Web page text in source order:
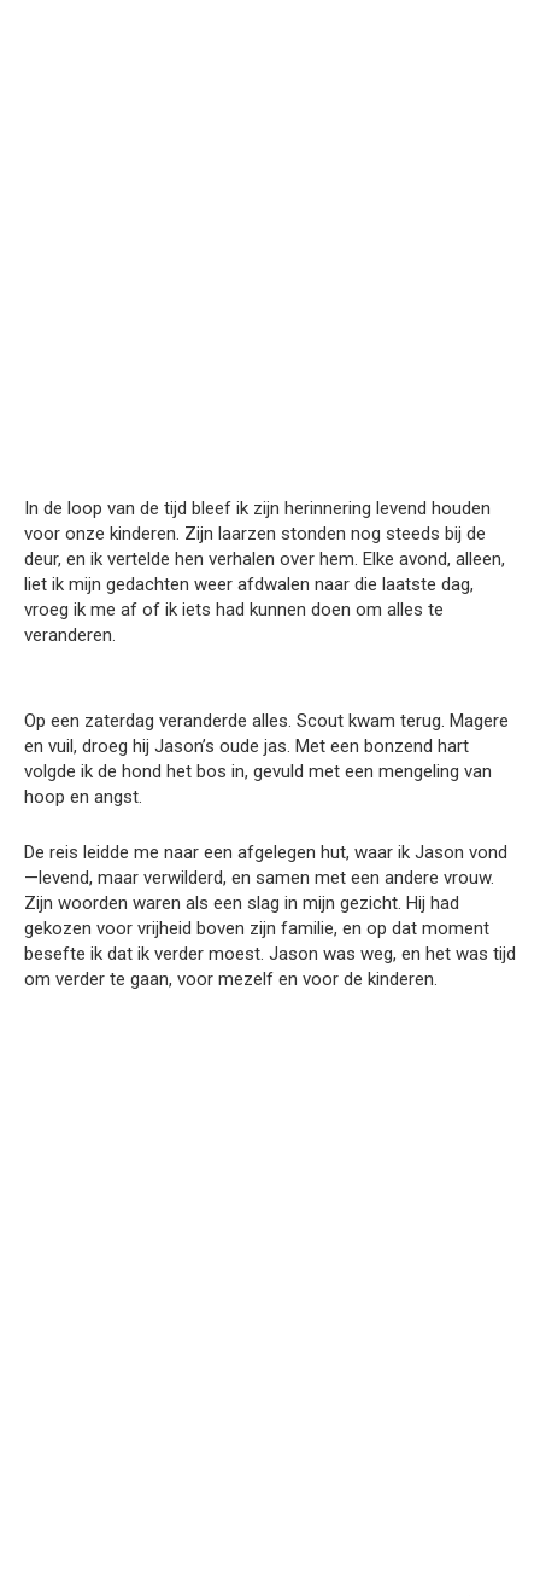
In de loop van de tijd bleef ik zijn herinnering levend houden
voor onze kinderen. Zijn laarzen stonden nog steeds bij de
deur, en ik vertelde hen verhalen over hem. Elke avond, alleen,
liet ik mijn gedachten weer afdwalen naar die laatste dag,
vroeg ik me af of ik iets had kunnen doen om alles te
veranderen.
Op een zaterdag veranderde alles. Scout kwam terug. Magere
en vuil, droeg hij Jason’s oude jas. Met een bonzend hart
volgde ik de hond het bos in, gevuld met een mengeling van
hoop en angst.
De reis leidde me naar een afgelegen hut, waar ik Jason vond
—levend, maar verwilderd, en samen met een andere vrouw.
Zijn woorden waren als een slag in mijn gezicht. Hij had
gekozen voor vrijheid boven zijn familie, en op dat moment
besefte ik dat ik verder moest. Jason was weg, en het was tijd
om verder te gaan, voor mezelf en voor de kinderen.